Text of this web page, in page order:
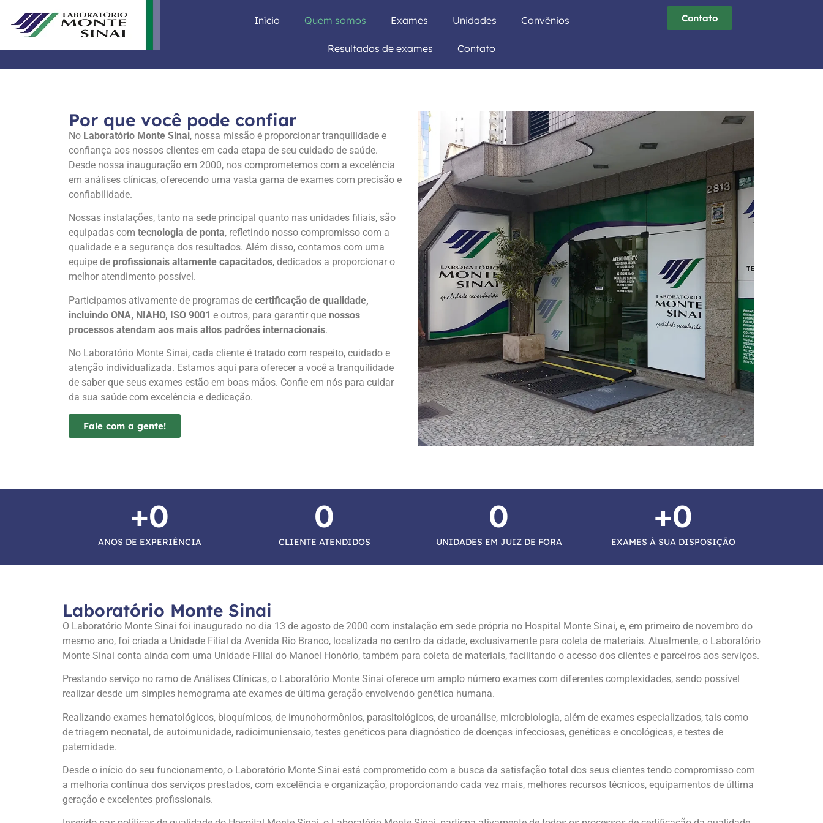
Início Quem somos Exames Unidades Convênios
Resultados de exames Contato
Contato
Por que você pode confiar
No Laboratório Monte Sinai, nossa missão é proporcionar tranquilidade e
confiança aos nossos clientes em cada etapa de seu cuidado de saúde.
Desde nossa inauguração em 2000, nos comprometemos com a excelência
em análises clínicas, oferecendo uma vasta gama de exames com precisão e
confiabilidade.
Nossas instalações, tanto na sede principal quanto nas unidades filiais, são
equipadas com tecnologia de ponta, refletindo nosso compromisso com a
qualidade e a segurança dos resultados. Além disso, contamos com uma
equipe de profissionais altamente capacitados, dedicados a proporcionar o
melhor atendimento possível.
Participamos ativamente de programas de certificação de qualidade,
incluindo ONA, NIAHO, ISO 9001 e outros, para garantir que nossos
processos atendam aos mais altos padrões internacionais.
No Laboratório Monte Sinai, cada cliente é tratado com respeito, cuidado e
atenção individualizada. Estamos aqui para oferecer a você a tranquilidade
de saber que seus exames estão em boas mãos. Confie em nós para cuidar
da sua saúde com excelência e dedicação.
Fale com a gente!
ANOS DE EXPERIÊNCIA
+0
CLIENTE ATENDIDOS
0
UNIDADES EM JUIZ DE FORA
0
EXAMES À SUA DISPOSIÇÃO
+0
Laboratório Monte Sinai
O Laboratório Monte Sinai foi inaugurado no dia 13 de agosto de 2000 com instalação em sede própria no Hospital Monte Sinai, e, em primeiro de novembro do
mesmo ano, foi criada a Unidade Filial da Avenida Rio Branco, localizada no centro da cidade, exclusivamente para coleta de materiais. Atualmente, o Laboratório
Monte Sinai conta ainda com uma Unidade Filial do Manoel Honório, também para coleta de materiais, facilitando o acesso dos clientes e parceiros aos serviços.
Prestando serviço no ramo de Análises Clínicas, o Laboratório Monte Sinai oferece um amplo número exames com diferentes complexidades, sendo possível
realizar desde um simples hemograma até exames de última geração envolvendo genética humana.
Realizando exames hematológicos, bioquímicos, de imunohormônios, parasitológicos, de uroanálise, microbiologia, além de exames especializados, tais como
de triagem neonatal, de autoimunidade, radioimuniensaio, testes genéticos para diagnóstico de doenças infecciosas, genéticas e oncológicas, e testes de
paternidade.
Desde o início do seu funcionamento, o Laboratório Monte Sinai está comprometido com a busca da satisfação total dos seus clientes tendo compromisso com
a melhoria contínua dos serviços prestados, com excelência e organização, proporcionando cada vez mais, melhores recursos técnicos, equipamentos de última
geração e excelentes profissionais.